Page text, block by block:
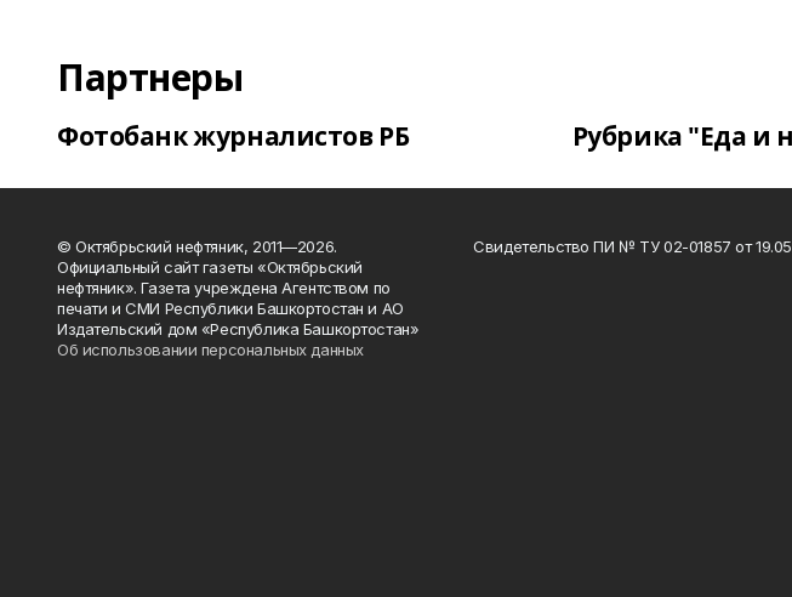
Партнеры
Фотобанк журналистов РБ Рубрика "Еда и
© Октябрьский нефтяник, 2011—2026.
Официальный сайт газеты «Октябрьский
нефтяник». Газета учреждена Агентством по
печати и СМИ Республики Башкортостан и АО
Издательский дом «Республика Башкортостан»
Об использовании персональных данных
Свидетельство ПИ № ТУ 02-01857 от